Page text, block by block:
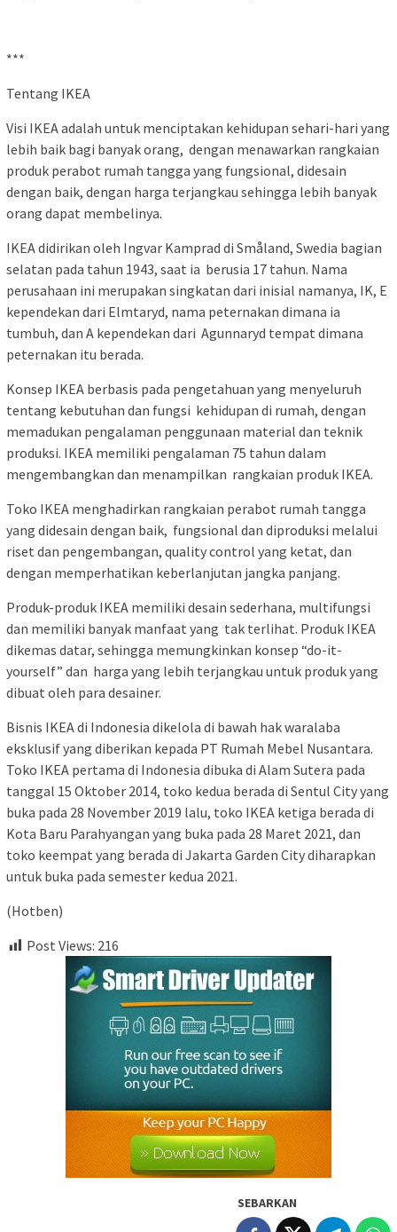
***
Tentang IKEA
Visi IKEA adalah untuk menciptakan kehidupan sehari-hari yang
lebih baik bagi banyak orang, dengan menawarkan rangkaian
produk perabot rumah tangga yang fungsional, didesain
dengan baik, dengan harga terjangkau sehingga lebih banyak
orang dapat membelinya.
IKEA didirikan oleh Ingvar Kamprad di Småland, Swedia bagian
selatan pada tahun 1943, saat ia berusia 17 tahun. Nama
perusahaan ini merupakan singkatan dari inisial namanya, IK, E
kependekan dari Elmtaryd, nama peternakan dimana ia
tumbuh, dan A kependekan dari Agunnaryd tempat dimana
peternakan itu berada.
Konsep IKEA berbasis pada pengetahuan yang menyeluruh
tentang kebutuhan dan fungsi kehidupan di rumah, dengan
memadukan pengalaman penggunaan material dan teknik
produksi. IKEA memiliki pengalaman 75 tahun dalam
mengembangkan dan menampilkan rangkaian produk IKEA.
Toko IKEA menghadirkan rangkaian perabot rumah tangga
yang didesain dengan baik, fungsional dan diproduksi melalui
riset dan pengembangan, quality control yang ketat, dan
dengan memperhatikan keberlanjutan jangka panjang.
Produk-produk IKEA memiliki desain sederhana, multifungsi
dan memiliki banyak manfaat yang tak terlihat. Produk IKEA
dikemas datar, sehingga memungkinkan konsep “do-it-
yourself” dan harga yang lebih terjangkau untuk produk yang
dibuat oleh para desainer.
Bisnis IKEA di Indonesia dikelola di bawah hak waralaba
eksklusif yang diberikan kepada PT Rumah Mebel Nusantara.
Toko IKEA pertama di Indonesia dibuka di Alam Sutera pada
tanggal 15 Oktober 2014, toko kedua berada di Sentul City yang
buka pada 28 November 2019 lalu, toko IKEA ketiga berada di
Kota Baru Parahyangan yang buka pada 28 Maret 2021, dan
toko keempat yang berada di Jakarta Garden City diharapkan
untuk buka pada semester kedua 2021.
(Hotben)
Post Views: 216
SEBARKAN